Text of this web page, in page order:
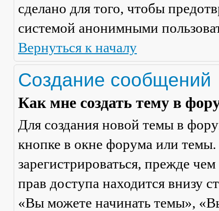
сделано для того, чтобы
системой анонимными
Вернуться к началу
Создание сообщений
Как мне создать тему в
Для создания новой темы в
кнопке в окне форума или
зарегистрироваться, прежде
прав доступа находится внизу
«Вы можете начинать темы»,